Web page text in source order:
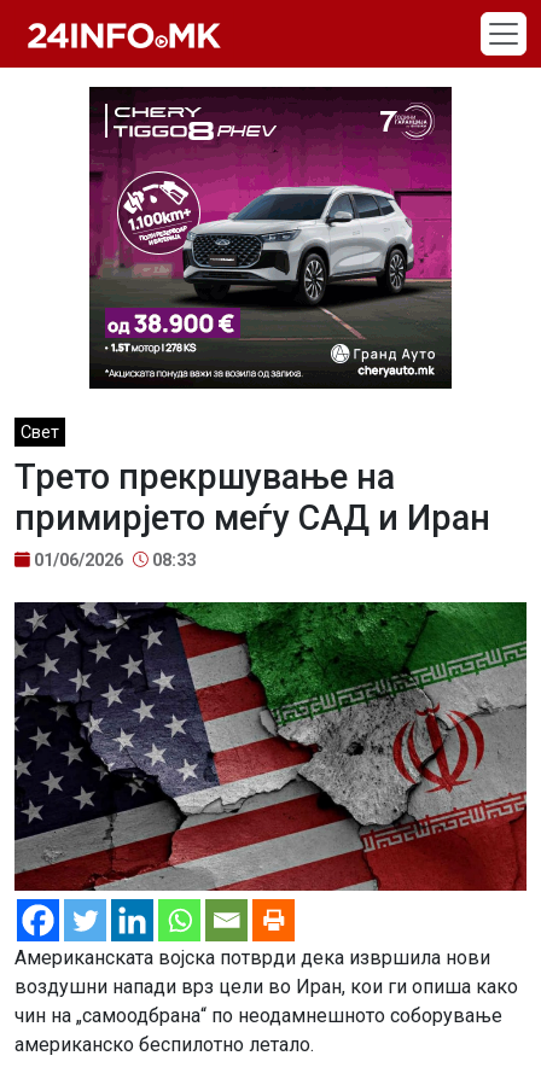
Свет
Трето прекршување на
примирјето меѓу САД и Иран
01/06/2026 08:33
Американската војска потврди дека извршила нови
воздушни напади врз цели во Иран, кои ги опиша како
чин на „самоодбрана“ по неодамнешното соборување
американско беспилотно летало.